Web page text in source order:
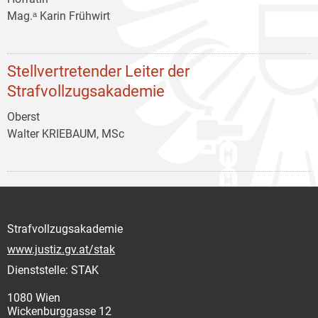
Mag.ᵃ Karin Frühwirt
Stellvertretender Leiter der
Strafvollzugsakademie
Oberst
Walter KRIEBAUM, MSc
Strafvollzugsakademie
www.justiz.gv.at/stak
Dienststelle: STAK
1080 Wien
Wickenburggasse 12